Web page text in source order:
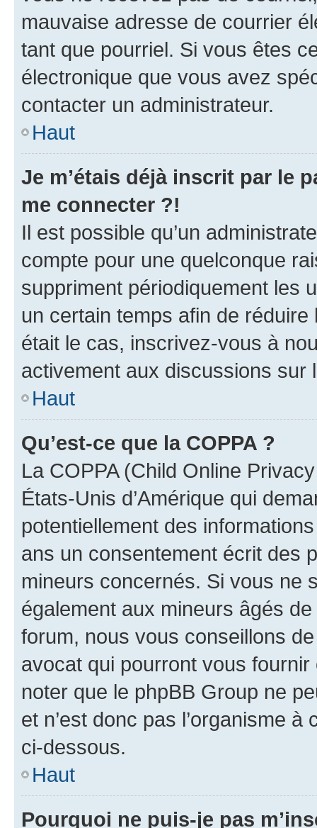
mauvaise adresse de courrier
tant que pourriel. Si vous êtes
électronique que vous avez
contacter un administrateur.
Haut
Je m’étais déjà inscrit par le
me connecter ?!
Il est possible qu’un
compte pour une quelconque
suppriment périodiquement les
un certain temps afin de
était le cas, inscrivez-vous à
activement aux discussions sur
Haut
Qu’est-ce que la COPPA ?
La COPPA (Child Online
États-Unis d’Amérique qui
potentiellement des
ans un consentement écrit des
mineurs concernés. Si vous ne
également aux mineurs âgés
forum, nous vous conseillons
avocat qui pourront vous
noter que le phpBB Group ne
et n’est donc pas l’organisme
ci-dessous.
Haut
Pourquoi ne puis-je pas